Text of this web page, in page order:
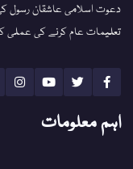
دعوت اسلامی عاشقان رسول
تعلیمات عام کرنے کی عملی
اہم معلومات